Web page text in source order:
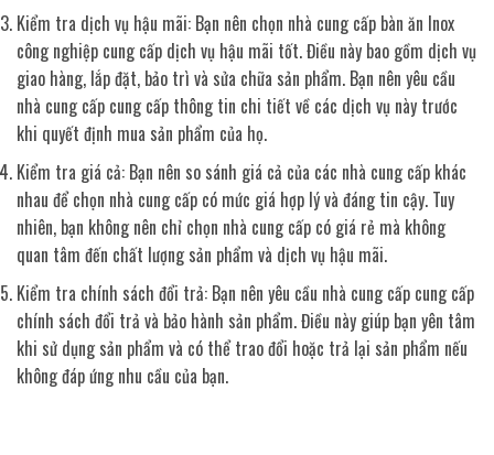
Kiểm tra dịch vụ hậu mãi: Bạn nên chọn nhà cung cấp bàn ăn Inox
công nghiệp cung cấp dịch vụ hậu mãi tốt. Điều này bao gồm dịch vụ
giao hàng, lắp đặt, bảo trì và sửa chữa sản phẩm. Bạn nên yêu cầu
nhà cung cấp cung cấp thông tin chi tiết về các dịch vụ này trước
khi quyết định mua sản phẩm của họ.
Kiểm tra giá cả: Bạn nên so sánh giá cả của các nhà cung cấp khác
nhau để chọn nhà cung cấp có mức giá hợp lý và đáng tin cậy. Tuy
nhiên, bạn không nên chỉ chọn nhà cung cấp có giá rẻ mà không
quan tâm đến chất lượng sản phẩm và dịch vụ hậu mãi.
Kiểm tra chính sách đổi trả: Bạn nên yêu cầu nhà cung cấp cung cấp
chính sách đổi trả và bảo hành sản phẩm. Điều này giúp bạn yên tâm
khi sử dụng sản phẩm và có thể trao đổi hoặc trả lại sản phẩm nếu
không đáp ứng nhu cầu của bạn.